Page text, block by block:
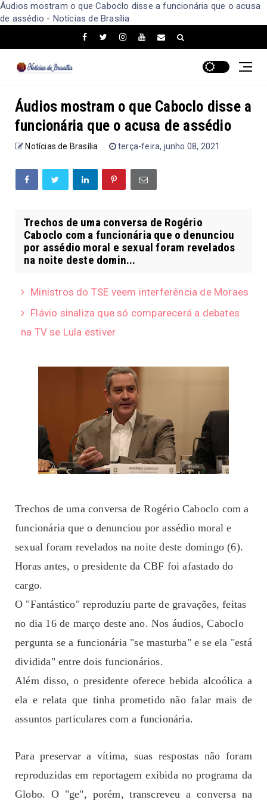
Áudios mostram o que Caboclo disse a funcionária que o acusa
de assédio - Notícias de Brasília
Áudios mostram o que Caboclo disse a
funcionária que o acusa de assédio
Notícias de Brasília terça-feira, junho 08, 2021
Trechos de uma conversa de Rogério
Caboclo com a funcionária que o denunciou
por assédio moral e sexual foram revelados
na noite deste domin...
Ministros do TSE veem interferência de Moraes
Flávio sinaliza que só comparecerá a debates
na TV se Lula estiver
Trechos de uma conversa de Rogério Caboclo com a
funcionária que o denunciou por assédio moral e
sexual foram revelados na noite deste domingo (6).
Horas antes, o presidente da CBF foi afastado do
cargo.
O "Fantástico" reproduziu parte de gravações, feitas
no dia 16 de março deste ano. Nos áudios, Caboclo
pergunta se a funcionária "se masturba" e se ela "está
dividida" entre dois funcionários.
Além disso, o presidente oferece bebida alcoólica a
ela e relata que tinha prometido não falar mais de
assuntos particulares com a funcionária.
Para preservar a vítima, suas respostas não foram
reproduzidas em reportagem exibida no programa da
Globo. O "ge", porém, transcreveu a conversa na